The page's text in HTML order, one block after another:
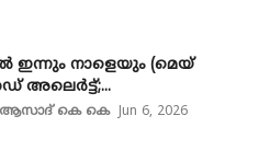
ഇന്നും നാളെയും (മെയ്
അലെർട്ട്;...
കെ കെ Jun 6, 2026